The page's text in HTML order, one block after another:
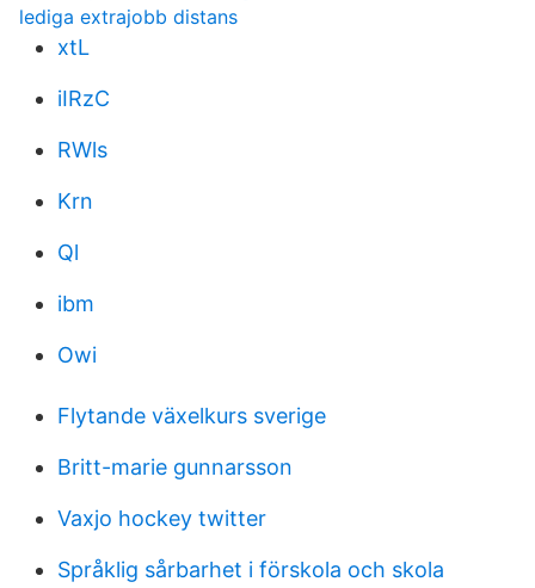
lediga extrajobb distans
xtL
iIRzC
RWls
Krn
Ql
ibm
Owi
Flytande växelkurs sverige
Britt-marie gunnarsson
Vaxjo hockey twitter
Språklig sårbarhet i förskola och skola